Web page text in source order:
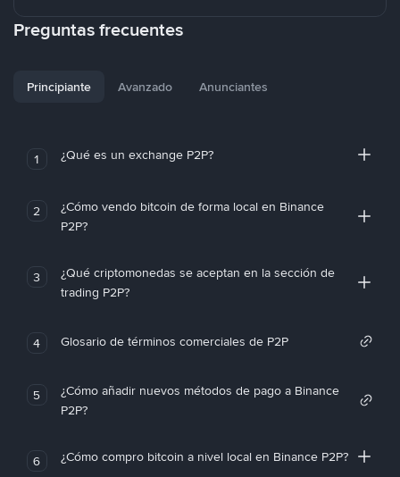
Preguntas frecuentes
Principiante Avanzado Anunciantes
1 ¿Qué es un exchange P2P?
2
¿Cómo vendo bitcoin de forma local en Binance
P2P?
3
¿Qué criptomonedas se aceptan en la sección de
trading P2P?
4 Glosario de términos comerciales de P2P
5
¿Cómo añadir nuevos métodos de pago a Binance
P2P?
6 ¿Cómo compro bitcoin a nivel local en Binance P2P?